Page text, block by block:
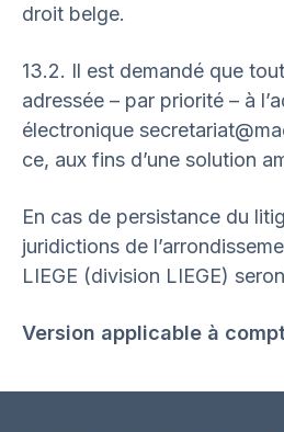
droit belge.
13.2. Il est demandé que
adressée – par priorité – à
électronique
ce, aux fins d’une solution
En cas de persistance du
juridictions de
LIEGE (division LIEGE)
Version applicable à